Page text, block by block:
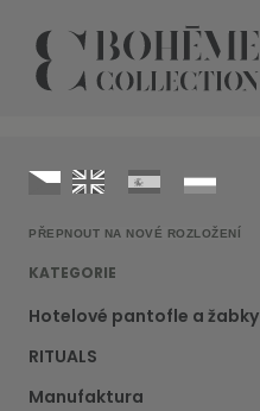
PŘEPNOUT NA NOVÉ ROZLOŽENÍ
KATEGORIE
Hotelové pantofle a žabky
RITUALS
Manufaktura